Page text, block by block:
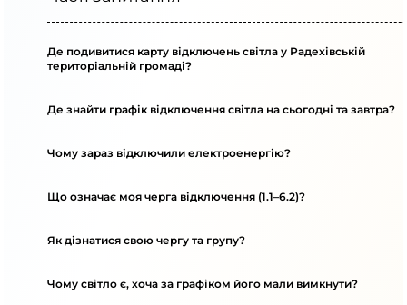
Де подивитися карту відключень світла у Радехівській
територіальній громаді?
Де знайти графік відключення світла на сьогодні та завтра?
Чому зараз відключили електроенергію?
Що означає моя черга відключення (1.1–6.2)?
Як дізнатися свою чергу та групу?
Чому світло є, хоча за графіком його мали вимкнути?